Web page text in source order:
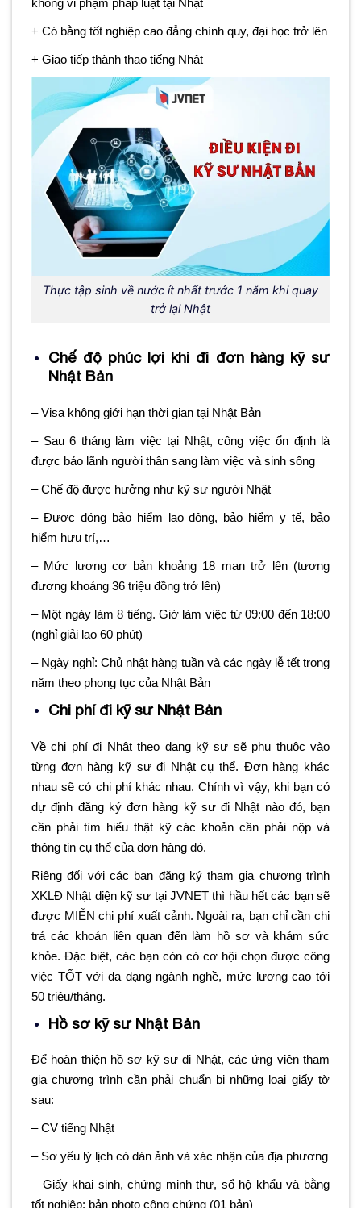
không vi phạm pháp luật tại Nhật
+ Có bằng tốt nghiệp cao đẳng chính quy, đại học trở lên
+ Giao tiếp thành thạo tiếng Nhật
Thực tập sinh về nước ít nhất trước 1 năm khi quay
trở lại Nhật
Chế độ phúc lợi khi đi đơn hàng kỹ sư
Nhật Bản
– Visa không giới hạn thời gian tại Nhật Bản
– Sau 6 tháng làm việc tại Nhật, công việc ổn định là
được bảo lãnh người thân sang làm việc và sinh sống
– Chế độ được hưởng như kỹ sư người Nhật
– Được đóng bảo hiểm lao động, bảo hiểm y tế, bảo
hiểm hưu trí,…
– Mức lương cơ bản khoảng 18 man trở lên (tương
đương khoảng 36 triệu đồng trở lên)
– Một ngày làm 8 tiếng. Giờ làm việc từ 09:00 đến 18:00
(nghỉ giải lao 60 phút)
– Ngày nghỉ: Chủ nhật hàng tuần và các ngày lễ tết trong
năm theo phong tục của Nhật Bản
Chi phí đi kỹ sư Nhật Bản
Về chi phí đi Nhật theo dạng kỹ sư sẽ phụ thuộc vào
từng đơn hàng kỹ sư đi Nhật cụ thể. Đơn hàng khác
nhau sẽ có chi phí khác nhau. Chính vì vậy, khi bạn có
dự định đăng ký đơn hàng kỹ sư đi Nhật nào đó, bạn
cần phải tìm hiểu thật kỹ các khoản cần phải nộp và
thông tin cụ thể của đơn hàng đó.
Riêng đối với các bạn đăng ký tham gia chương trình
XKLĐ Nhật diện kỹ sư tại JVNET thì hầu hết các bạn sẽ
được MIỄN chi phí xuất cảnh. Ngoài ra, bạn chỉ cần chi
trả các khoản liên quan đến làm hồ sơ và khám sức
khỏe. Đặc biệt, các bạn còn có cơ hội chọn được công
việc TỐT với đa dạng ngành nghề, mức lương cao tới
50 triệu/tháng.
Hồ sơ kỹ sư Nhật Bản
Để hoàn thiện hồ sơ kỹ sư đi Nhật, các ứng viên tham
gia chương trình cần phải chuẩn bị những loại giấy tờ
sau:
– CV tiếng Nhật
– Sơ yếu lý lịch có dán ảnh và xác nhận của địa phương
– Giấy khai sinh, chứng minh thư, sổ hộ khẩu và bằng
tốt nghiệp: bản photo công chứng (01 bản)